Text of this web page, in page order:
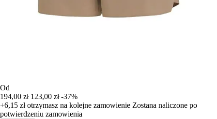
Od
194,00 zł 123,00 zł -37%
+6,15 złotrzymasz na kolejne zamowienie Zostana naliczone po
potwierdzeniu zamowienia